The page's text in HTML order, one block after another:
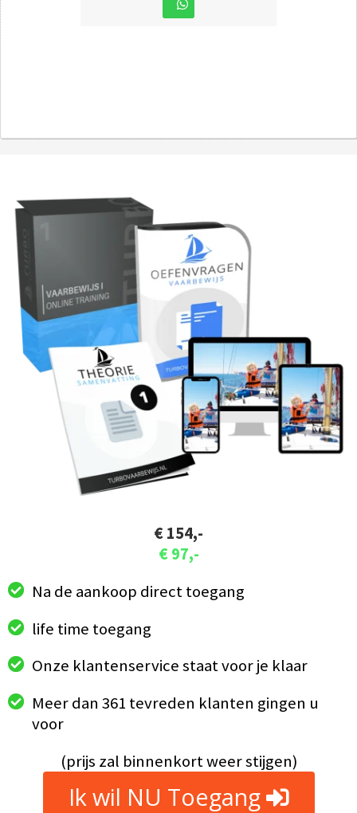
€ 154,-
€ 97,-
Na de aankoop direct toegang
life time toegang
Onze klantenservice staat voor je klaar
Meer dan 361 tevreden klanten gingen u
voor
(prijs zal binnenkort weer stijgen)
Ik wil NU Toegang